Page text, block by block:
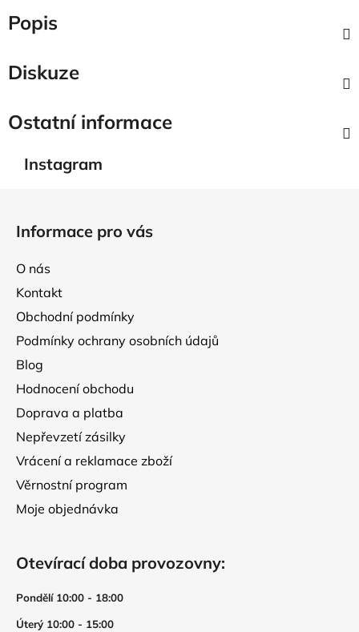
Popis
Diskuze
Ostatní informace
Instagram
Informace pro vás
O nás
Kontakt
Obchodní podmínky
Podmínky ochrany osobních údajů
Blog
Hodnocení obchodu
Doprava a platba
Nepřevzetí zásilky
Vrácení a reklamace zboží
Věrnostní program
Moje objednávka
Otevírací doba provozovny:
Pondělí 10:00 - 18:00
Úterý 10:00 - 15:00